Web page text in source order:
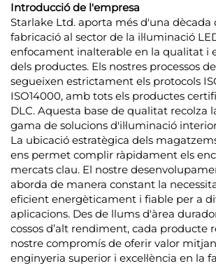
Introducció de l'empresa
Starlake Ltd. aporta més d'una dècada
fabricació al sector de la il·luminació
enfocament inalterable en la qualitat i
dels productes. Els nostres processos
segueixen estrictament els protocols
ISO14000, amb tots els productes
DLC. Aquesta base de qualitat recolza
gama de solucions d'il·luminació
La ubicació estratègica dels
ens permet complir ràpidament els
mercats clau. El nostre
aborda de manera constant la
eficient energèticament i fiable per a
aplicacions. Des de llums d'àrea
cossos d’alt rendiment, cada producte
nostre compromís de oferir valor
enginyeria superior i excel·lència en la